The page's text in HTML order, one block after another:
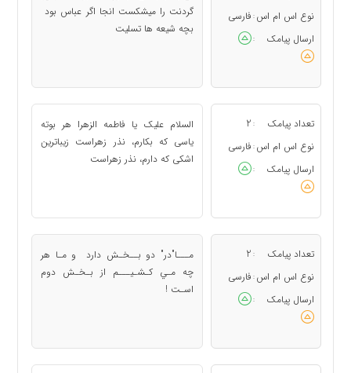
نوع اس ام اس : فارسی
ارسال پیامک
:
گردنت را میشکست انجا اگر عباس بود
بچه شیعه ها تسلیت
تعداد پیامک :
2
نوع اس ام اس : فارسی
ارسال پیامک
:
السلام علیک یا فاطمه الزهرا هر بوته
یاسی که بکارم، نذر زهراست زیباترین
اشکی که دارم، نذر زهراست
تعداد پیامک :
2
نوع اس ام اس : فارسی
ارسال پیامک
:
مـــا"در" دو بــخـش دارد و مـا هر
چه مـي كـشـيـــم از بـخـش دوم
اسـت !